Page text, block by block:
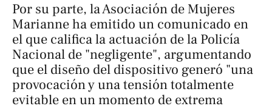
Por su parte, la Asociación de Mujeres
Marianne ha emitido un comunicado en
el que califica la actuación de la Policía
Nacional de "negligente", argumentando
que el diseño del dispositivo generó "una
provocación y una tensión totalmente
evitable en un momento de extrema